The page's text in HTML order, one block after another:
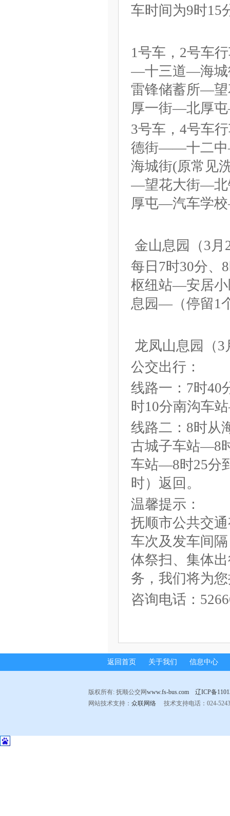
车时间为9时15
1号车，2号车
—十三道—海城
雷锋储蓄所—
厚一街—北厚
3号车，4号车
德街——十二
海城街(原常见
—望花大街—
厚屯—汽车学
金山息园（3月
每日7时30分、
枢纽站—安居
息园—（停留1
龙凤山息园（3
公交出行：
线路一：7时
时10分南沟车
线路二：8时从
古城子车站—8
车站—8时25分
时）返回。
温馨提示：
抚顺市公共交
车次及发车间
体祭扫、集体
务，我们将为
咨询电话：
返回首页 关于我们 信息中心
版权所有: 抚顺公交网www.fs-bus.com
辽ICP备
网站技术支持： 众联网络 技术支持电话：024-